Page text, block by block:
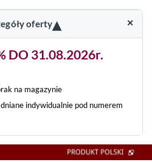
oferty▴ ✕
DO 31.08.2026r.
na magazynie
indywidualnie pod numerem